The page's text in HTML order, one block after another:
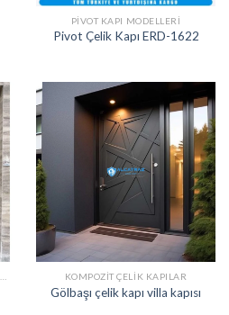
PIVOT KAPI MODELLERI
Pivot Çelik Kapı ERD-1622
KOMPOZIT ÇELIK KAPILAR
Gölbaşı çelik kapı villa kapısı